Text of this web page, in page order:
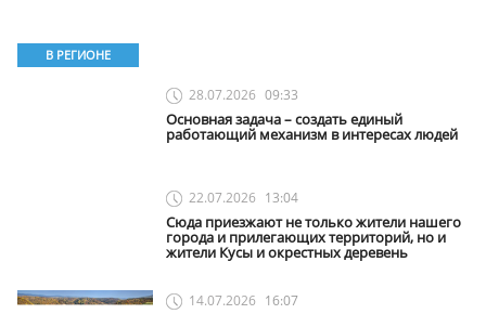
В РЕГИОНЕ
28.07.2026 09:33
Основная задача – создать единый
работающий механизм в интересах людей
22.07.2026 13:04
Сюда приезжают не только жители нашего
города и прилегающих территорий, но и
жители Кусы и окрестных деревень
14.07.2026 16:07